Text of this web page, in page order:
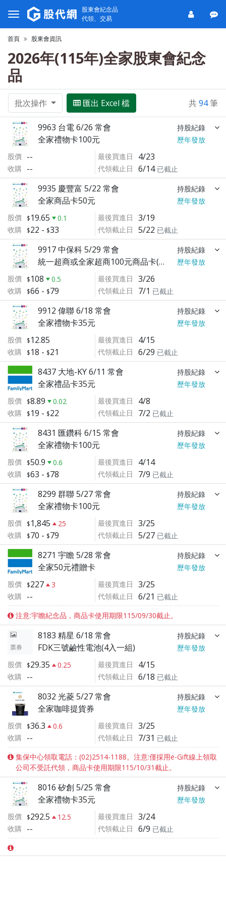
股東會紀念品
代領、交易
首頁 股東會資訊
2026年(115年)全家股東會紀念
品
批次操作 匯出 Excel 檔 共94筆
9963 台電 6/26 常會 持股紀錄
全家禮物卡100元
歷年發放
股價
--
收購 --
最後買進日 4/23
代領截止日 6/14 已截止
9935 慶豐富 5/22 常會 持股紀錄
全家商品卡50元
歷年發放
股價
19.65
0.1
收購
22 - 33
最後買進日 3/19
代領截止日 5/22 已截止
9917 中保科 5/29 常會 持股紀錄
統一超商或全家超商100元商品卡(擇一)
歷年發放
股價
108
0.5
收購
66 - 79
最後買進日 3/26
代領截止日 7/1 已截止
9912 偉聯 6/18 常會 持股紀錄
全家禮物卡35元
歷年發放
股價
12.85
收購 18 - 21
最後買進日 4/15
代領截止日 6/29 已截止
8437 大地-KY 6/11 常會 持股紀錄
全家禮品卡35元
歷年發放
股價
8.89
0.02
收購
19 - 22
最後買進日 4/8
代領截止日 7/2 已截止
8431 匯鑽科 6/15 常會 持股紀錄
全家禮物卡100元
歷年發放
股價
50.9
0.6
收購
63 - 78
最後買進日 4/14
代領截止日 7/9 已截止
8299 群聯 5/27 常會 持股紀錄
全家禮物卡100元
歷年發放
股價
1,845
25
收購
70 - 79
最後買進日 3/25
代領截止日 5/27 已截止
8271 宇瞻 5/28 常會 持股紀錄
全家50元禮贈卡
歷年發放
股價
227
3
收購 --
最後買進日 3/25
代領截止日 6/21 已截止
注意:宇瞻紀念品，商品卡使用期限115/09/30截止。
票券
8183 精星 6/18 常會 持股紀錄
FDK三號鹼性電池(4入一組)
歷年發放
股價
29.35
0.25
收購 --
最後買進日 4/15
代領截止日 6/18 已截止
8032 光菱 5/27 常會 持股紀錄
全家咖啡提貨券
歷年發放
股價
36.3
0.6
收購 --
最後買進日 3/25
代領截止日 7/31 已截止
集保中心領取電話：(02)2514-1188。注意:僅採用e-Gift線上領取
公司不受託代領，商品卡使用期限115/10/31截止。
8016 矽創 5/25 常會 持股紀錄
全家禮物卡35元
歷年發放
股價
292.5
12.5
收購 --
最後買進日 3/24
代領截止日 6/9 已截止